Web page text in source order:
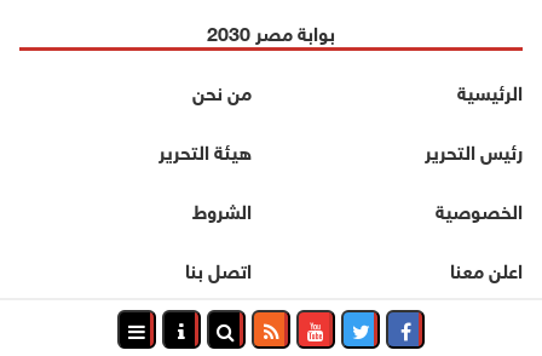
بوابة مصر 2030
الرئيسية
من نحن
رئيس التحرير
هيئة التحرير
الخصوصية
الشروط
اعلن معنا
اتصل بنا